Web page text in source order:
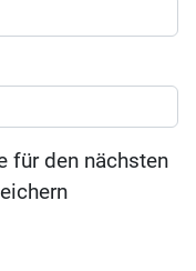
für den nächsten